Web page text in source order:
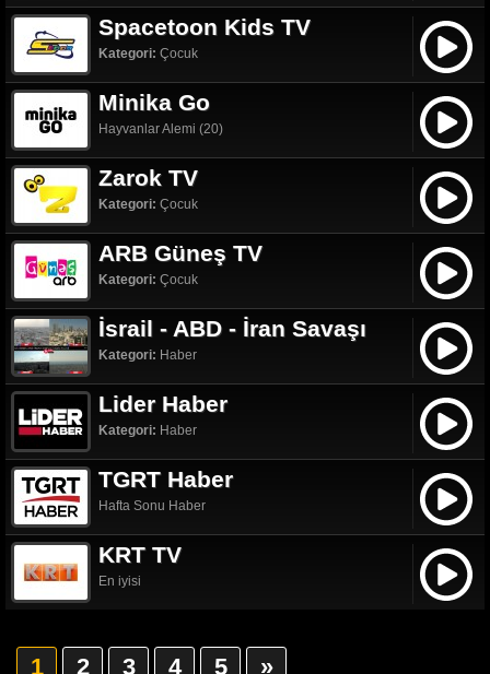
Spacetoon Kids TV
Kategori: Çocuk
Minika Go
Hayvanlar Alemi (20)
Zarok TV
Kategori: Çocuk
ARB Güneş TV
Kategori: Çocuk
İsrail - ABD - İran Savaşı
Kategori: Haber
Lider Haber
Kategori: Haber
TGRT Haber
Hafta Sonu Haber
KRT TV
En iyisi
1 2 3 4 5 »